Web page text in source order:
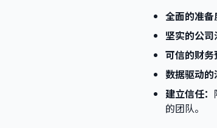
全面的准备
坚实的公司
可信的财务
数据驱动的
建立信任：
的团队。